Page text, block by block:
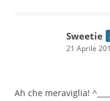
Sweetie
21 Aprile
Ah che meraviglia!